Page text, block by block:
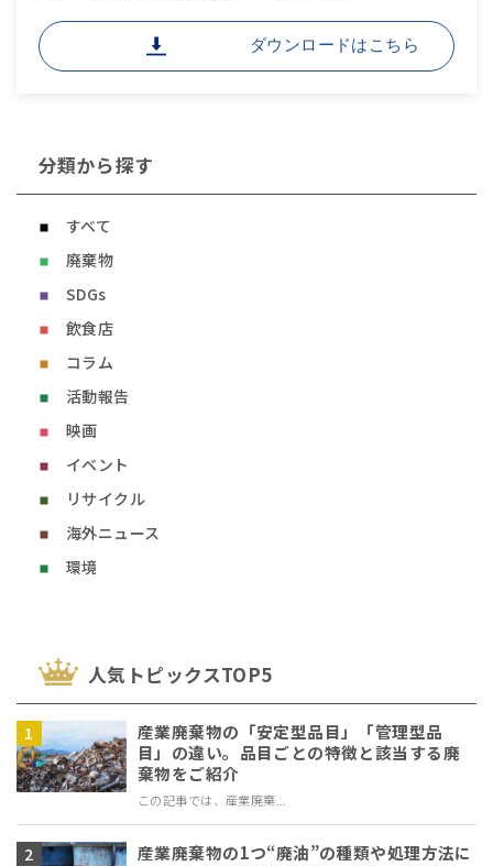
ダウンロードはこちら
分類から探す
すべて
廃棄物
SDGs
飲食店
コラム
活動報告
映画
イベント
リサイクル
海外ニュース
環境
⼈気トピックスTOP5
産業廃棄物の「安定型品目」「管理型品
目」の違い。品目ごとの特徴と該当する廃
棄物をご紹介
この記事では、産業廃棄...
産業廃棄物の1つ“廃油”の種類や処理方法に